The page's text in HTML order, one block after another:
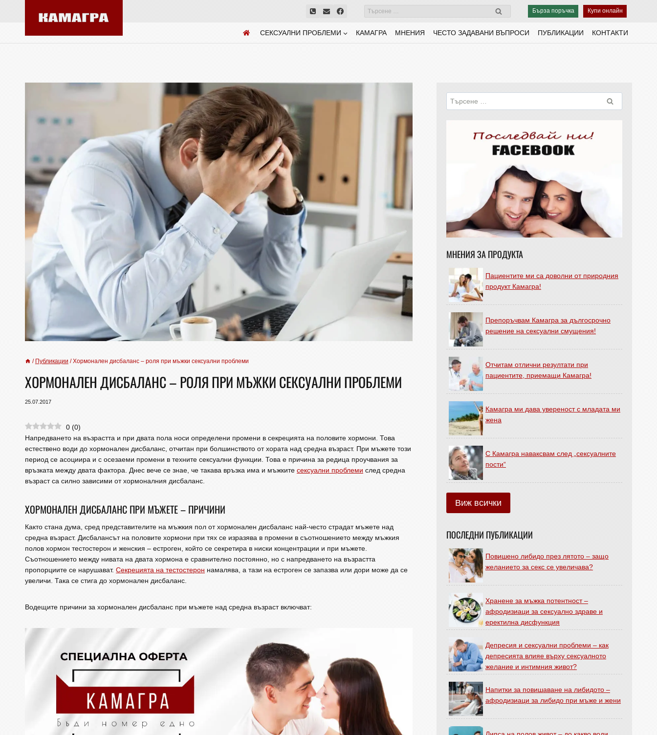
Бърза поръчка Купи онлайн
СЕКСУАЛНИ ПРОБЛЕМИ КАМАГРА МНЕНИЯ ЧЕСТО ЗАДАВАНИ ВЪПРОСИ ПУБЛИКАЦИИ КОНТАКТИ
/ Публикации / Хормонален дисбаланс – роля при мъжки сексуални проблеми
ХОРМОНАЛЕН ДИСБАЛАНС – РОЛЯ ПРИ МЪЖКИ СЕКСУАЛНИ ПРОБЛЕМИ
25.07.2017
0 (0)
Напредването на възрастта и при двата пола носи определени промени в секрецията на половите хормони. Това
естествено води до хормонален дисбаланс, отчитан при болшинството от хората над средна възраст. При мъжете този
период се асоциира и с осезаеми промени в техните сексуални функции. Това е причина за редица проучвания за
връзката между двата фактора. Днес вече се знае, че такава връзка има и мъжките сексуални проблеми след средна
възраст са силно зависими от хормоналния дисбаланс.
ХОРМОНАЛЕН ДИСБАЛАНС ПРИ МЪЖЕТЕ – ПРИЧИНИ
Както стана дума, сред представителите на мъжкия пол от хормонален дисбаланс най-често страдат мъжете над
средна възраст. Дисбалансът на половите хормони при тях се изразява в промени в съотношението между мъжкия
полов хормон тестостерон и женския – естроген, който се секретира в ниски концентрации и при мъжете.
Съотношението между нивата на двата хормона е сравнително постоянно, но с напредването на възрастта
пропорциите се нарушават. Секрецията на тестостерон намалява, а тази на естроген се запазва или дори може да се
увеличи. Така се стига до хормонален дисбаланс.
Водещите причини за хормонален дисбаланс при мъжете над средна възраст включват:
МНЕНИЯ ЗА ПРОДУКТА
Пациентите ми са доволни от природния
продукт Камагра!
Препоръчвам Камагра за дългосрочно
решение на сексуални смущения!
Отчитам отлични резултати при
пациентите, приемащи Камагра!
Камагра ми дава увереност с младата ми
жена
С Камагра наваксвам след „сексуалните
пости“
Виж всички
ПОСЛЕДНИ ПУБЛИКАЦИИ
Повишено либидо през лятото – защо
желанието за секс се увеличава?
Хранене за мъжка потентност –
афродизиаци за сексуално здраве и
еректилна дисфункция
Депресия и сексуални проблеми – как
депресията влияе върху сексуалното
желание и интимния живот?
Напитки за повишаване на либидото –
афродизиаци за либидо при мъже и жени